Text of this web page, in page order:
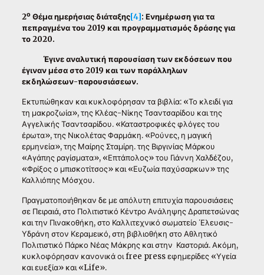
2οΘέμα ημερήσιας διάταξης[4]: Ενημέρωση για τα
πεπραγμένα του 2019 και προγραμματισμός δράσης για
το 2020.
Έγινε αναλυτική παρουσίαση των εκδόσεων που
έγιναν μέσα στο 2019 και των παράλληλων
εκδηλώσεων-παρουσιάσεων.
Εκτυπώθηκαν και κυκλοφόρησαν τα βιβλία: «Το κλειδί για
τη μακροζωία», της Κλέας-Νίκης Τσαντσαρίδου και της
Αγγελικής Τσαντσαρίδου. «Καταστροφικές φλόγες του
έρωτα», της Νικολέτας Φαρμάκη. «Ρούνες, η μαγική
ερμηνεία», της Μαίρης Σταμίρη. της Βιργινίας Μάρκου
«Αγάπης ραγίσματα», «Επτάπολος» του Γιάννη Χαλδέζου,
«Φρίξος ο μπισκοτίτσος» και «Ευζωία παχύσαρκων» της
Καλλιόπης Μόσχου.
Πραγματοποιήθηκαν δε με απόλυτη επιτυχία παρουσιάσεις
σε Πειραιά, στο Πολιτιστικό Κέντρο Ανάληψης Δραπετσώνας
και την Πινακοθήκη, στο Καλλιτεχνικό σωματείο ΄Ελευσις-
Υδράνη στον Κεραμεικό, στη βιβλιοθήκη στο Αθλητικό
Πολιτιστικό Πάρκο Νέας Μάκρης και στην Καστοριά. Ακόμη,
κυκλοφόρησαν κανονικά οι free press εφημερίδες «Υγεία
και ευεξία» και «Life».